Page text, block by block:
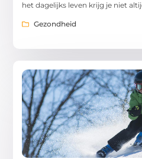
het dagelijks leven krijg je niet
Gezondheid